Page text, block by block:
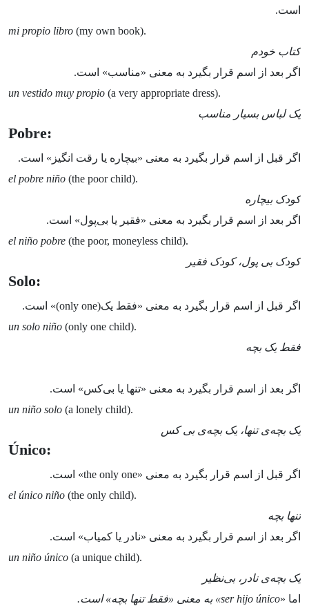
است.
mi propio libro (my own book).
کتاب خودم
اگر بعد از اسم قرار بگیرد به معنی «مناسب» است.
un vestido muy propio (a very appropriate dress).
یک لباس بسیار مناسب
Pobre:
اگر قبل از اسم قرار بگیرد به معنی «بیچاره یا رقت انگیز» است.
el pobre niño (the poor child).
کودک بیچاره
اگر بعد از اسم قرار بگیرد به معنی «فقیر یا بی‌پول» است.
el niño pobre (the poor, moneyless child).
کودک بی پول، کودک فقیر
Solo:
اگر قبل از اسم قرار بگیرد به معنی «فقط یک(only one)» است.
un solo niño (only one child).
فقط یک بچه
اگر بعد از اسم قرار بگیرد به معنی «تنها یا بی‌‌کس» است.
un niño solo (a lonely child).
یک بچه‌ی تنها، یک بچه‌ی بی کس
Único:
اگر قبل از اسم قرار بگیرد به معنی «the only one» است.
el único niño (the only child).
تنها بچه
اگر بعد از اسم قرار بگیرد به معنی «نادر یا کمیاب» است.
un niño único (a unique child).
یک بچه‌ی نادر، بی‌نظیر
اما «ser hijo único» به معنی «فقط تنها بچه» است.